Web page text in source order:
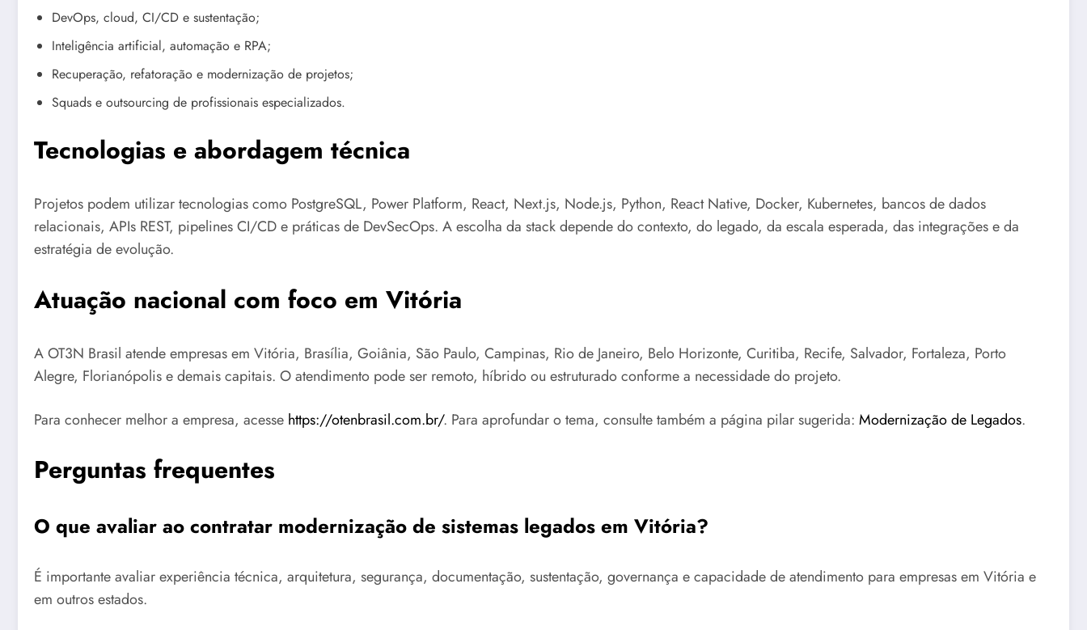
DevOps, cloud, CI/CD e sustentação;
Inteligência artificial, automação e RPA;
Recuperação, refatoração e modernização de projetos;
Squads e outsourcing de profissionais especializados.
Tecnologias e abordagem técnica
Projetos podem utilizar tecnologias como PostgreSQL, Power Platform, React, Next.js, Node.js, Python, React Native, Docker, Kubernetes, bancos de dados
relacionais, APIs REST, pipelines CI/CD e práticas de DevSecOps. A escolha da stack depende do contexto, do legado, da escala esperada, das integrações e da
estratégia de evolução.
Atuação nacional com foco em Vitória
A OT3N Brasil atende empresas em Vitória, Brasília, Goiânia, São Paulo, Campinas, Rio de Janeiro, Belo Horizonte, Curitiba, Recife, Salvador, Fortaleza, Porto
Alegre, Florianópolis e demais capitais. O atendimento pode ser remoto, híbrido ou estruturado conforme a necessidade do projeto.
Para conhecer melhor a empresa, acesse https://otenbrasil.com.br/. Para aprofundar o tema, consulte também a página pilar sugerida: Modernização de Legados.
Perguntas frequentes
O que avaliar ao contratar modernização de sistemas legados em Vitória?
É importante avaliar experiência técnica, arquitetura, segurança, documentação, sustentação, governança e capacidade de atendimento para empresas em Vitória e
em outros estados.